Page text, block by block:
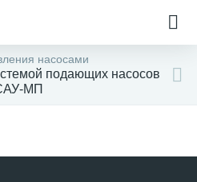
насосами
подающих насосов
МП